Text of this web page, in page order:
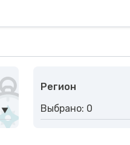
Регион
Выбрано: 0